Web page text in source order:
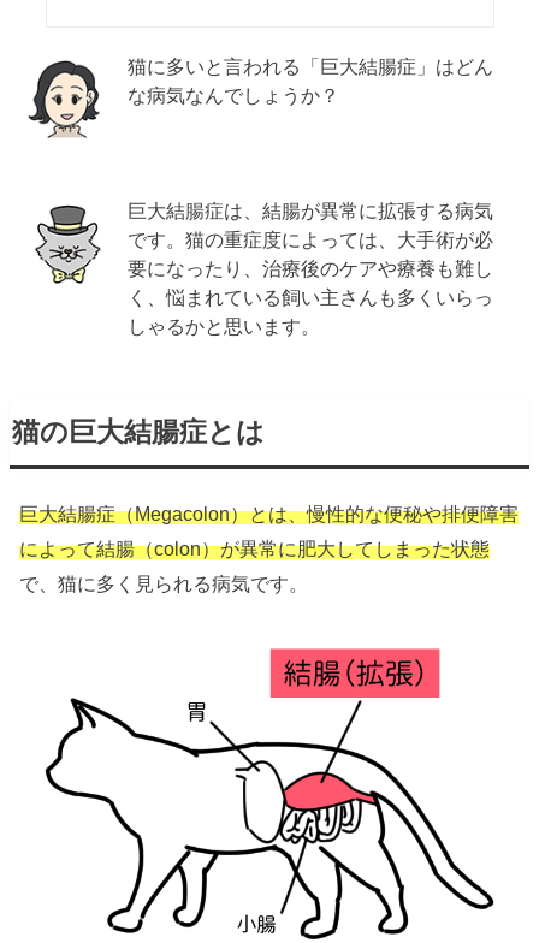
猫に多いと言われる「巨大結腸症」はどん
な病気なんでしょうか？
巨大結腸症は、結腸が異常に拡張する病気
です。猫の重症度によっては、大手術が必
要になったり、治療後のケアや療養も難し
く、悩まれている飼い主さんも多くいらっ
しゃるかと思います。
猫の巨大結腸症とは
巨大結腸症（Megacolon）とは、慢性的な便秘や排便障害
によって結腸（colon）が異常に肥大してしまった状態
で、猫に多く見られる病気です。